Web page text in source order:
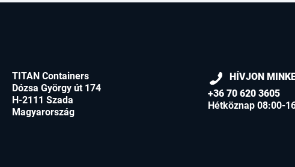
TITAN Containers
Dózsa György út 174
H-2111 Szada
Magyarország
HÍVJON
+36 70 620 3605
Hétköznap 08:00-